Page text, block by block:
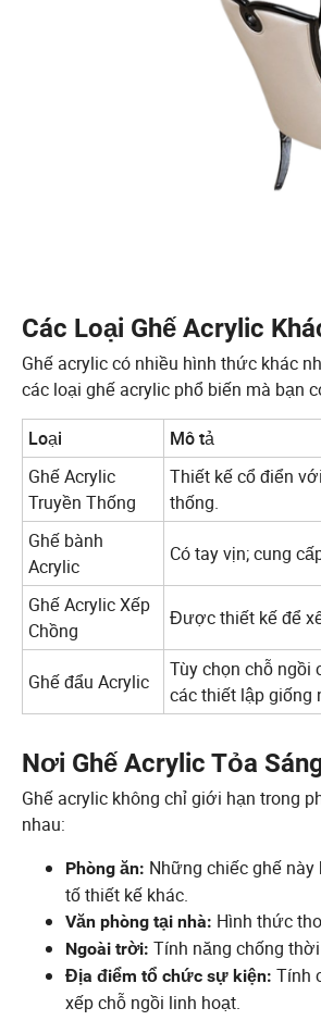
Các Loại Ghế Acrylic
Ghế acrylic có nhiều hình thức khác
các loại ghế acrylic phổ biến mà bạn
Loại Mô tả
Ghế Acrylic
Truyền Thống
Thiết kế cổ điển
thống.
Ghế bành
Acrylic
Có tay vịn; cung
Ghế Acrylic Xếp
Chồng
Được thiết kế để
Ghế đẩu Acrylic
Tùy chọn chỗ
các thiết lập giống
Nơi Ghế Acrylic Tỏa
Ghế acrylic không chỉ giới hạn trong
nhau:
Phòng ăn: Những chiếc ghế
tố thiết kế khác.
Văn phòng tại nhà: Hình thức
Ngoài trời: Tính năng chống
Địa điểm tổ chức sự kiện: Tính
xếp chỗ ngồi linh hoạt.